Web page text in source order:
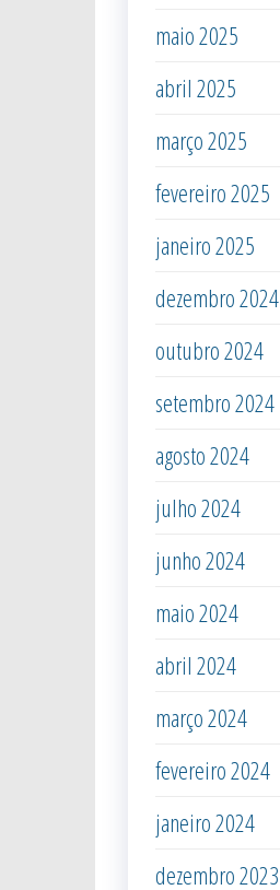
maio 2025
abril 2025
março 2025
fevereiro 2025
janeiro 2025
dezembro 2024
outubro 2024
setembro 2024
agosto 2024
julho 2024
junho 2024
maio 2024
abril 2024
março 2024
fevereiro 2024
janeiro 2024
dezembro 2023